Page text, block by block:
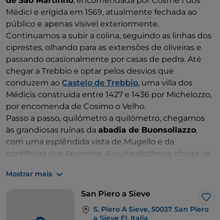
Médici e erigida em 1569, atualmente fechada ao
público e apenas visível exteriormente.
Continuamos a subir a colina, seguindo as linhas dos
ciprestes, olhando para as extensões de oliveiras e
passando ocasionalmente por casas de pedra. Até
chegar a Trebbio e optar pelos desvios que
conduzem ao Castelo de Trebbio, uma villa dos
Médicis construída entre 1427 e 1436 por Michelozzo,
por encomenda de Cosimo o Velho.
Passo a passo, quilómetro a quilómetro, chegamos
às grandiosas ruínas da abadia de Buonsollazzo,
com uma esplêndida vista de Mugello e da
cordilheira dos Apeninos. A curta distância, chega-se
A pouco mais de 800 metros de altitude, é o local
ideal para uma breve paragem para descansar e para
provar o licor Gemma di abeto oferecido pelos frades.
Percorre-se uma estrada de terra batida que passa
Mostrar mais
San Piero a Sieve
S. Piero A Sieve, 50037 San Piero
a Sieve FI, Italia